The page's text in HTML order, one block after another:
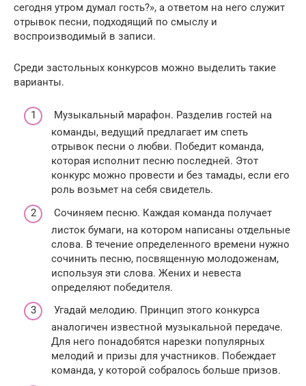
сегодня утром думал гость?», а ответом на него служит
отрывок песни, подходящий по смыслу и
воспроизводимый в записи.
Среди застольных конкурсов можно выделить такие
варианты.
Музыкальный марафон. Разделив гостей на
команды, ведущий предлагает им спеть
отрывок песни о любви. Победит команда,
которая исполнит песню последней. Этот
конкурс можно провести и без тамады, если его
роль возьмет на себя свидетель.
Сочиняем песню. Каждая команда получает
листок бумаги, на котором написаны отдельные
слова. В течение определенного времени нужно
сочинить песню, посвященную молодоженам,
используя эти слова. Жених и невеста
определяют победителя.
Угадай мелодию. Принцип этого конкурса
аналогичен известной музыкальной передаче.
Для него понадобятся нарезки популярных
мелодий и призы для участников. Побеждает
команда, у которой собралось больше призов.